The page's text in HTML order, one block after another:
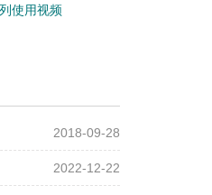
使用视频
2018-09-28
2022-12-22